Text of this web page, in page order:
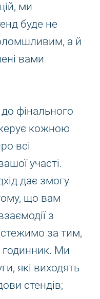
ми
буде не
а й
вами
до фінального
кожною
всі
участі.
дає змогу
що вам
з
стежимо за тим,
Ми
які виходять
стендів;